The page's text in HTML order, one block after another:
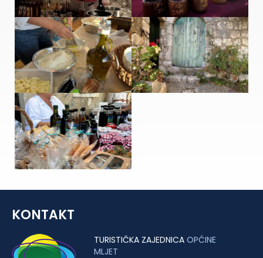
KONTAKT
TURISTIČKA ZAJEDNICA OPĆINE
MLJET